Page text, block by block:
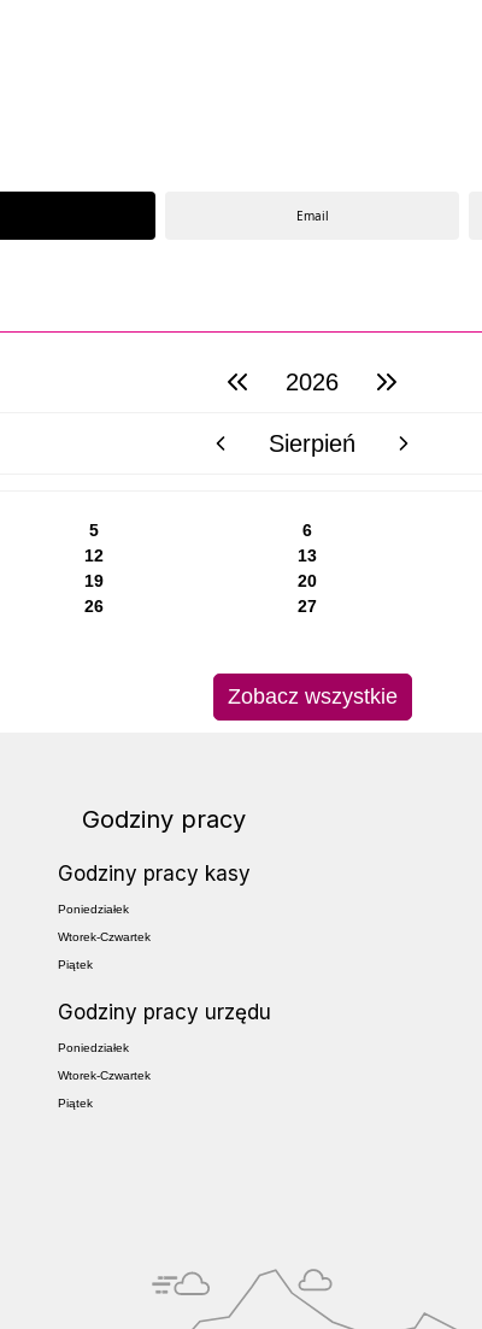
Email
poprzedni rok2026 następny rok
poprzedni miesiącSierpień następny miesiąc
5 6
12 13
19 20
26 27
Zobacz wszystkie
Godziny pracy
Godziny pracy kasy
Poniedziałek
Wtorek-Czwartek
Piątek
Godziny pracy urzędu
Poniedziałek
Wtorek-Czwartek
Piątek